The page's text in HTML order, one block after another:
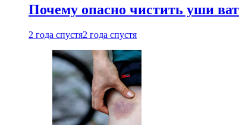
Почему опасно чистить уши
2 года спустя2 года спустя